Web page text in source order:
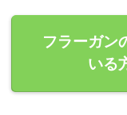
フラーガン
いる